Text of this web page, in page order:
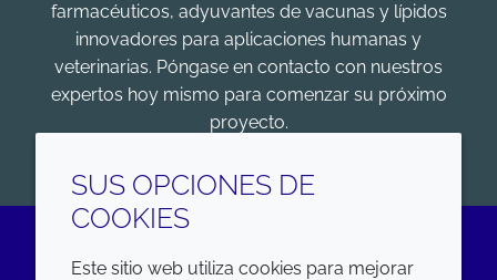
farmacéuticos, adyuvantes de vacunas y lípidos
innovadores para aplicaciones humanas y
veterinarias. Póngase en contacto con nuestros
expertos hoy mismo para comenzar su próximo
proyecto.
SUS OPCIONES DE
COOKIES
Este sitio web utiliza cookies para mejorar